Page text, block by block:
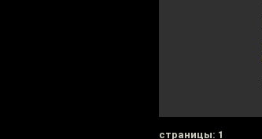
cтраницы: 1